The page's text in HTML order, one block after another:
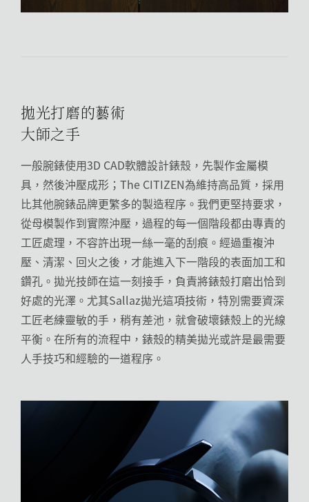
拋光打磨的藝術
大師之手
一般腕錶使用3D CAD軟體設計錶殼，先製作金屬模
具，然後沖壓成形；The CITIZEN為維持高品質，採用
比其他腕錶品牌更繁多的製造程序。我們更堅持要求，
從母模製作到實際沖壓，過程的每一個階段都由專責的
工匠處理，不容許出現一絲一毫的刮痕。經過重複沖
壓、清潔、回火之後，才能進入下一階段的表面加工和
鑽孔。拋光技師在這一刻接手，負責將錶殼打磨出恰到
好處的光澤。尤其Sallaz拋光這項技術，特別需要資深
工匠老練靈敏的手，稍有差池，就會破壞錶殼上的光線
平衡。在所有的流程中，錶殼的精美拋光或許是最需要
人手技巧和經驗的一道程序。